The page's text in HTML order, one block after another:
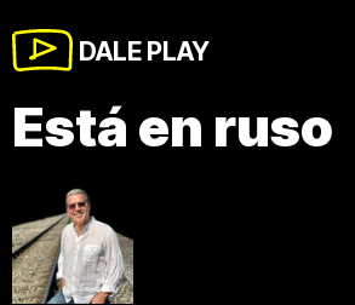
DALE PLAY
Está en ruso